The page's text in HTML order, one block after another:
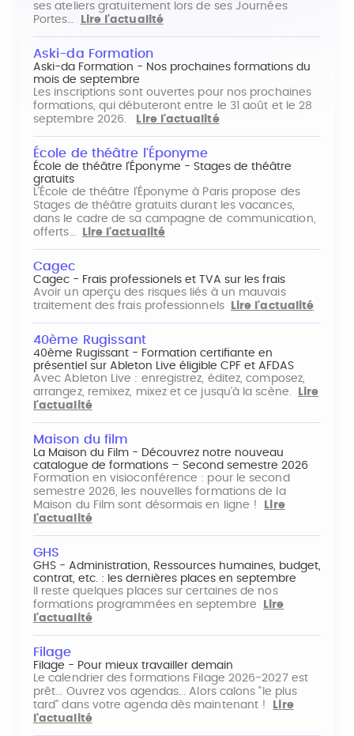
ses ateliers gratuitement lors de ses Journées
Portes…
Lire l'actualité
Aski-da Formation
Aski-da Formation - Nos prochaines formations du
mois de septembre
Les inscriptions sont ouvertes pour nos prochaines
formations, qui débuteront entre le 31 août et le 28
septembre 2026.
Lire l'actualité
École de théâtre l'Éponyme
École de théâtre l'Éponyme - Stages de théâtre
gratuits
L'École de théâtre l'Éponyme à Paris propose des
Stages de théâtre gratuits durant les vacances,
dans le cadre de sa campagne de communication,
offerts…
Lire l'actualité
Cagec
Cagec - Frais professionels et TVA sur les frais
Avoir un aperçu des risques liés à un mauvais
traitement des frais professionnels
Lire l'actualité
40ème Rugissant
40ème Rugissant - Formation certifiante en
présentiel sur Ableton Live éligible CPF et AFDAS
Avec Ableton Live : enregistrez, éditez, composez,
arrangez, remixez, mixez et ce jusqu'à la scène.
Lire
l'actualité
Maison du film
La Maison du Film - Découvrez notre nouveau
catalogue de formations – Second semestre 2026
Formation en visioconférence : pour le second
semestre 2026, les nouvelles formations de la
Maison du Film sont désormais en ligne !
Lire
l'actualité
GHS
GHS - Administration, Ressources humaines, budget,
contrat, etc. : les dernières places en septembre
Il reste quelques places sur certaines de nos
formations programmées en septembre
Lire
l'actualité
Filage
Filage - Pour mieux travailler demain
Le calendrier des formations Filage 2026-2027 est
prêt... Ouvrez vos agendas... Alors calons "le plus
tard" dans votre agenda dès maintenant !
Lire
l'actualité